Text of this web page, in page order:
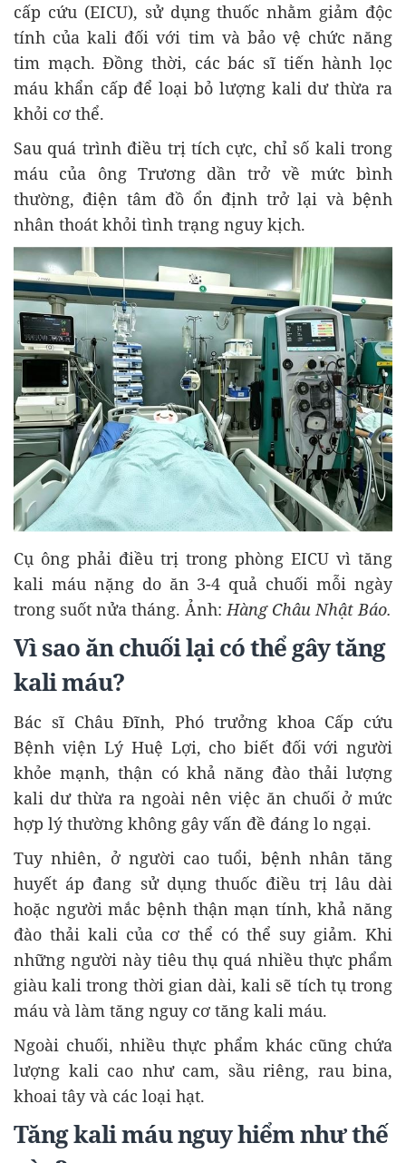
cấp cứu (EICU), sử dụng thuốc nhằm giảm độc
tính của kali đối với tim và bảo vệ chức năng
tim mạch. Đồng thời, các bác sĩ tiến hành lọc
máu khẩn cấp để loại bỏ lượng kali dư thừa ra
khỏi cơ thể.
Sau quá trình điều trị tích cực, chỉ số kali trong
máu của ông Trương dần trở về mức bình
thường, điện tâm đồ ổn định trở lại và bệnh
nhân thoát khỏi tình trạng nguy kịch.
Cụ ông phải điều trị trong phòng EICU vì tăng
kali máu nặng do ăn 3-4 quả chuối mỗi ngày
trong suốt nửa tháng. Ảnh:Hàng Châu Nhật Báo.
Vì sao ăn chuối lại có thể gây tăng
kali máu?
Bác sĩ Châu Đĩnh, Phó trưởng khoa Cấp cứu
Bệnh viện Lý Huệ Lợi, cho biết đối với người
khỏe mạnh, thận có khả năng đào thải lượng
kali dư thừa ra ngoài nên việc ăn chuối ở mức
hợp lý thường không gây vấn đề đáng lo ngại.
Tuy nhiên, ở người cao tuổi, bệnh nhân tăng
huyết áp đang sử dụng thuốc điều trị lâu dài
hoặc người mắc bệnh thận mạn tính, khả năng
đào thải kali của cơ thể có thể suy giảm. Khi
những người này tiêu thụ quá nhiều thực phẩm
giàu kali trong thời gian dài, kali sẽ tích tụ trong
máu và làm tăng nguy cơ tăng kali máu.
Ngoài chuối, nhiều thực phẩm khác cũng chứa
lượng kali cao như cam, sầu riêng, rau bina,
khoai tây và các loại hạt.
Tăng kali máu nguy hiểm như thế